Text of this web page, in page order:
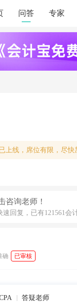
问答 专家
上线，席位有限，尽快
咨询老师！
回复，已有121561会
确 已审核
答疑老师